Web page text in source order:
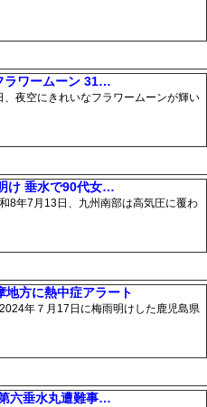
ラワームーン 31…
夜空にきれいなフラワームーンが輝い
け 垂水で90代女…
8年7月13日、九州南部は高気圧に覆わ
地方に熱中症アラート
年７月17日に梅雨明けした鹿児島県
六垂水丸遭難事…